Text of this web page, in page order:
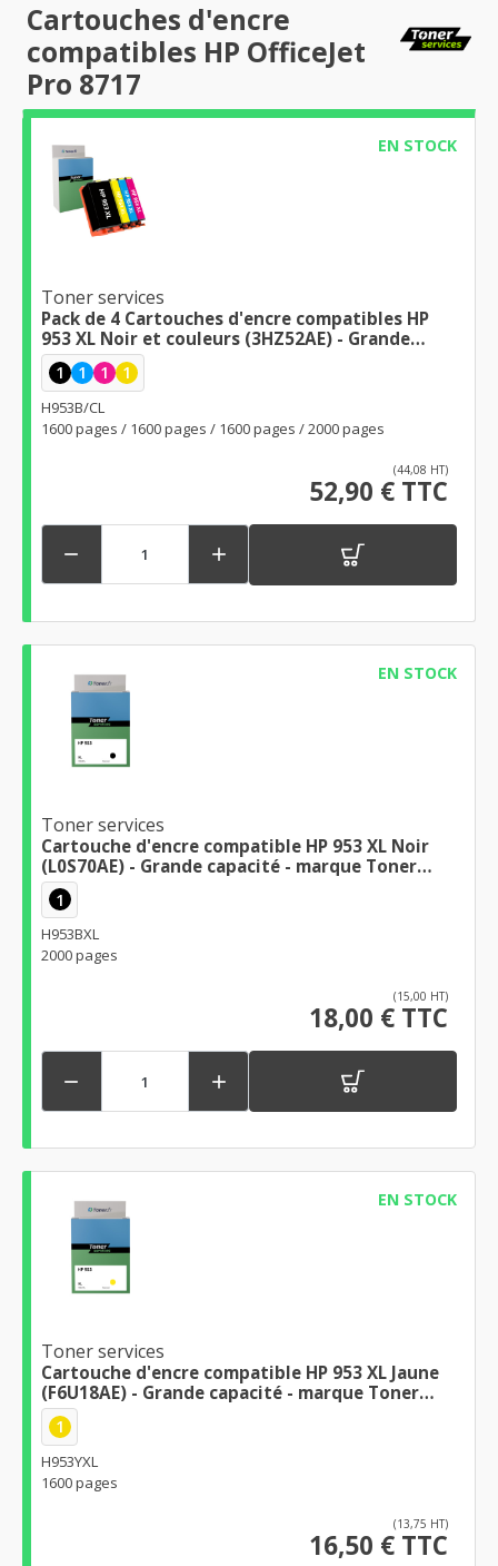
Cartouches d'encre
compatibles HP OfficeJet
Pro 8717
EN STOCK
Toner services
Pack de 4 Cartouches d'encre compatibles HP
953 XL Noir et couleurs (3HZ52AE) - Grande
capacité - marque Toner Services
1 1 1 1
H953B/CL
1600 pages / 1600 pages / 1600 pages / 2000 pages
(44,08 HT)
52,90 € TTC
 
EN STOCK
Toner services
Cartouche d'encre compatible HP 953 XL Noir
(L0S70AE) - Grande capacité - marque Toner
Services - Haute qualité d'impression
1
H953BXL
2000 pages
(15,00 HT)
18,00 € TTC
 
EN STOCK
Toner services
Cartouche d'encre compatible HP 953 XL Jaune
(F6U18AE) - Grande capacité - marque Toner
Services - Haute qualité d'impression
1
H953YXL
1600 pages
(13,75 HT)
16,50 € TTC